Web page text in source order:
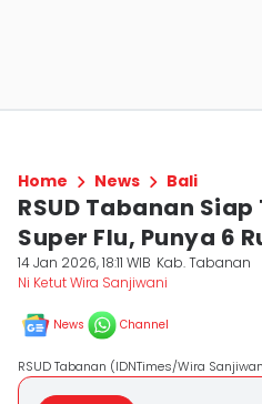
Home News Bali
RSUD Tabanan
Super Flu, Punya 6
14 Jan 2026, 18:11 WIB Kab. Tabanan
Ni Ketut Wira Sanjiwani
News Channel
RSUD Tabanan (IDNTimes/Wira